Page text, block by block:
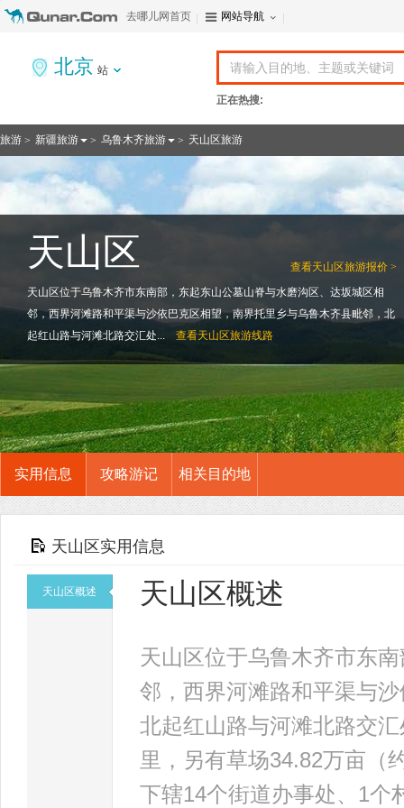
去哪儿网首页 网站导航
北京 站
正在热搜:
旅游 > 新疆旅游 > 乌鲁木齐旅游 > 天山区旅游
查看天山区旅游报价 >
天山区
天山区位于乌鲁木齐市东南部，东起东山公墓山脊与水磨沟区、达坂城区相
邻，西界河滩路和平渠与沙依巴克区相望，南界托里乡与乌鲁木齐县毗邻，北
起红山路与河滩北路交汇处...
查看天山区旅游线路
实用信息 攻略游记 相关目的地
天山区实用信息
天山区概述 天山区概述
天山区位于乌鲁木齐市东
邻，西界河滩路和平渠与
北起红山路与河滩北路交
里，另有草场34.82万亩（
下辖14个街道办事处、1个